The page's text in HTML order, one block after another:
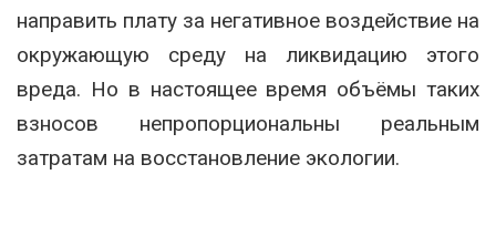
направить плату за негативное воздействие на
окружающую среду на ликвидацию этого
вреда. Но в настоящее время объёмы таких
взносов непропорциональны реальным
затратам на восстановление экологии.